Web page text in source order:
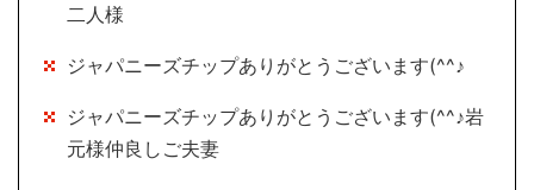
二人様
ジャパニーズチップありがとうございます(^^♪
ジャパニーズチップありがとうございます(^^♪岩
元様仲良しご夫妻